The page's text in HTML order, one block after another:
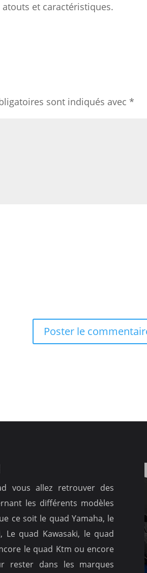
atouts et caractéristiques.
sont indiqués avec*
vous allez retrouver des
les différents modèles
ce soit le quad Yamaha, le
Le quad Kawasaki, le quad
le quad Ktm ou encore
rester dans les marques